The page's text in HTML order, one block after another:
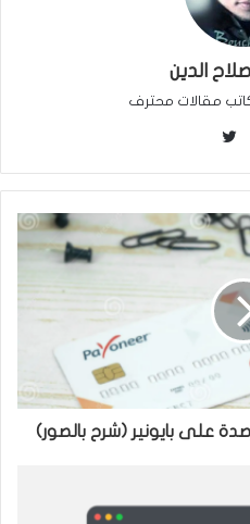
الدين
مقالات محترف
ي
ت
ر
على بايونير (شرح بالصور)